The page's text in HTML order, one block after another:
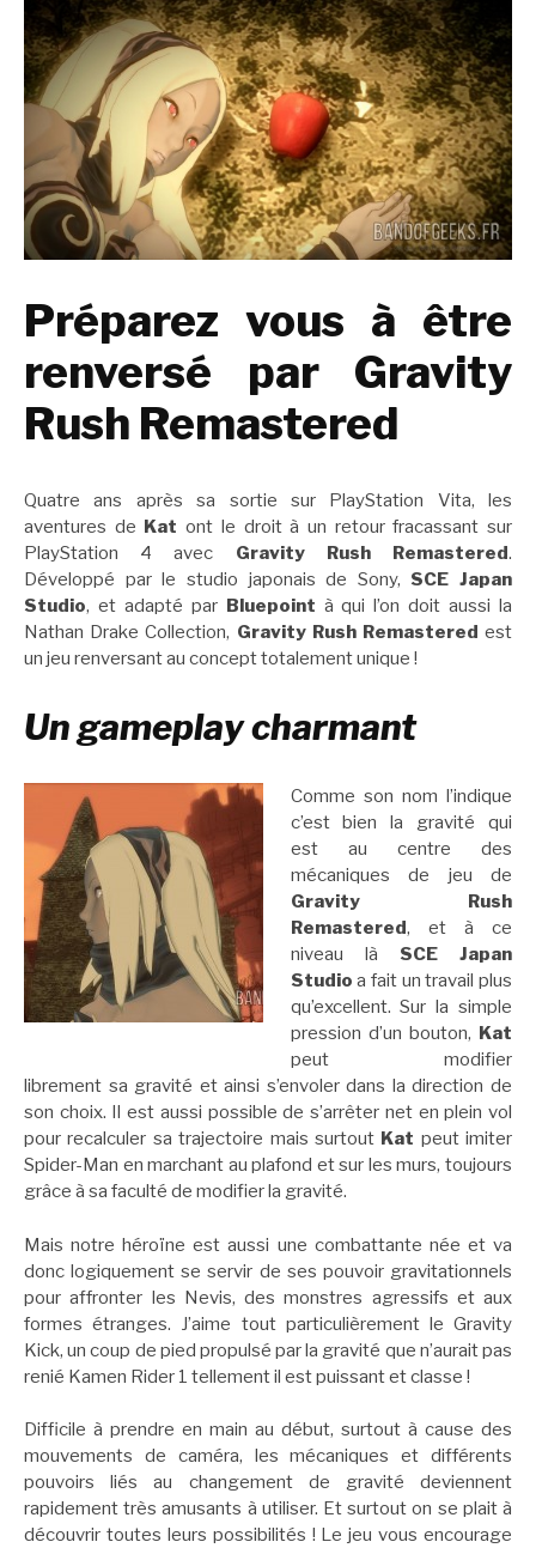
Préparez vous à être
renversé par Gravity
Rush Remastered
Quatre ans après sa sortie sur PlayStation Vita, les
aventures de Kat ont le droit à un retour fracassant sur
PlayStation 4 avec Gravity Rush Remastered.
Développé par le studio japonais de Sony, SCE Japan
Studio, et adapté par Bluepoint à qui l’on doit aussi la
Nathan Drake Collection, Gravity Rush Remastered est
un jeu renversant au concept totalement unique !
Un gameplay charmant
Comme son nom l’indique
c’est bien la gravité qui
est au centre des
mécaniques de jeu de
Gravity Rush
Remastered, et à ce
niveau là SCE Japan
Studio a fait un travail plus
qu’excellent. Sur la simple
pression d’un bouton, Kat
peut modifier
librement sa gravité et ainsi s’envoler dans la direction de
son choix. Il est aussi possible de s’arrêter net en plein vol
pour recalculer sa trajectoire mais surtout Kat peut imiter
Spider-Man en marchant au plafond et sur les murs, toujours
grâce à sa faculté de modifier la gravité.
Mais notre héroïne est aussi une combattante née et va
donc logiquement se servir de ses pouvoir gravitationnels
pour affronter les Nevis, des monstres agressifs et aux
formes étranges. J’aime tout particulièrement le Gravity
Kick, un coup de pied propulsé par la gravité que n’aurait pas
renié Kamen Rider 1 tellement il est puissant et classe !
Difficile à prendre en main au début, surtout à cause des
mouvements de caméra, les mécaniques et différents
pouvoirs liés au changement de gravité deviennent
rapidement très amusants à utiliser. Et surtout on se plait à
découvrir toutes leurs possibilités ! Le jeu vous encourage